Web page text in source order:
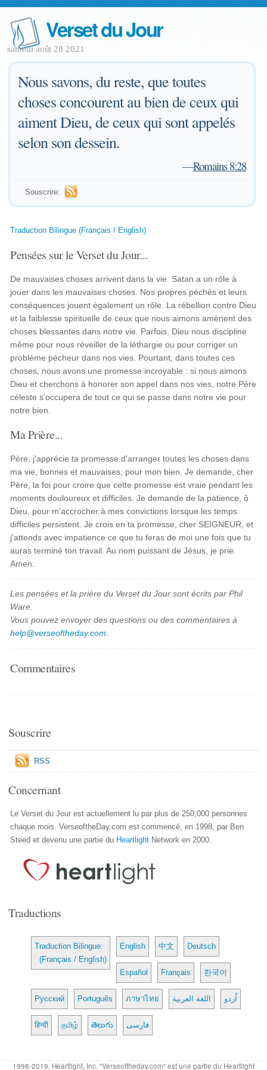
Verset du Jour
samedi août 28 2021
Nous savons, du reste, que toutes
choses concourent au bien de ceux qui
aiment Dieu, de ceux qui sont appelés
selon son dessein.
—Romains 8:28
Souscrire:
Traduction Bilingue (Français / English)
Pensées sur le Verset du Jour...
De mauvaises choses arrivent dans la vie. Satan a un rôle à
jouer dans les mauvaises choses. Nos propres péchés et leurs
conséquences jouent également un rôle. La rébellion contre Dieu
et la faiblesse spirituelle de ceux que nous aimons amènent des
choses blessantes dans notre vie. Parfois, Dieu nous discipline
même pour nous réveiller de la léthargie ou pour corriger un
problème pécheur dans nos vies. Pourtant, dans toutes ces
choses, nous avons une promesse incroyable : si nous aimons
Dieu et cherchons à honorer son appel dans nos vies, notre Père
céleste s'occupera de tout ce qui se passe dans notre vie pour
notre bien.
Ma Prière...
Père, j'apprécie ta promesse d'arranger toutes les choses dans
ma vie, bonnes et mauvaises, pour mon bien. Je demande, cher
Père, la foi pour croire que cette promesse est vraie pendant les
moments douloureux et difficiles. Je demande de la patience, ô
Dieu, pour m'accrocher à mes convictions lorsque les temps
difficiles persistent. Je crois en ta promesse, cher SEIGNEUR, et
j'attends avec impatience ce que tu feras de moi une fois que tu
auras terminé ton travail. Au nom puissant de Jésus, je prie.
Amen.
Les pensées et la prière du Verset du Jour sont écrits par Phil
Ware.
Vous pouvez envoyer des questions ou des commentaires à
help@verseoftheday.com
Commentaires
Souscrire
RSS
Concernant
Le Verset du Jour est actuellement lu par plus de 250,000 personnes
chaque mois. VerseoftheDay.com est commencé, en 1998, par Ben
Steed et devenu une partie du Heartlight Network en 2000.
Traductions
Traduction Bilingue:
(Français / English)
English 中文 Deutsch
Español Français 한국어
Русский Português ภาษาไทย اللغة العربية اُردو
हिन्दी தமிழ் తెలుగు فارسی
1998-2019, Heartlight, Inc. "Verseoftheday.com" est une partie du Heartlight